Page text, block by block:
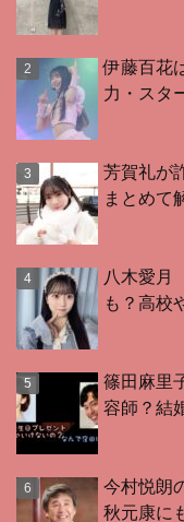
伊藤百花
力・スタ
芳賀礼が
まとめて
八木愛月
も？高校
篠田麻里
容師？結
今村悦朗
秋元康に